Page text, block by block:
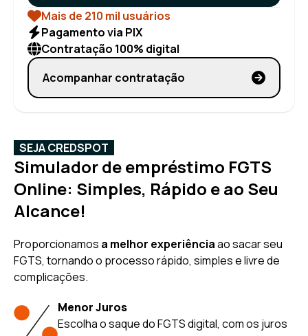
Mais de 210 mil usuários
Pagamento via PIX
Contratação 100% digital
Acompanhar contratação
SEJA CREDSPOT
Simulador de empréstimo FGTS
Online: Simples, Rápido e ao Seu
Alcance!
Proporcionamos a melhor experiênciaao sacar seu
FGTS, tornando o processo rápido, simples e livre de
complicações.
Menor Juros
Escolha o saque do FGTS digital, com os juros